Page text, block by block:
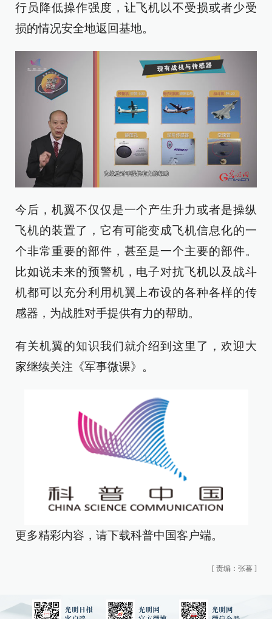
行员降低操作强度，让飞机以不受损或者少受
损的情况安全地返回基地。
今后，机翼不仅仅是一个产生升力或者是操纵
飞机的装置了，它有可能变成飞机信息化的一
个非常重要的部件，甚至是一个主要的部件。
比如说未来的预警机，电子对抗飞机以及战斗
机都可以充分利用机翼上布设的各种各样的传
感器，为战胜对手提供有力的帮助。
有关机翼的知识我们就介绍到这里了，欢迎大
家继续关注《军事微课》。
更多精彩内容，请下载科普中国客户端。
[ 责编：张蕃 ]